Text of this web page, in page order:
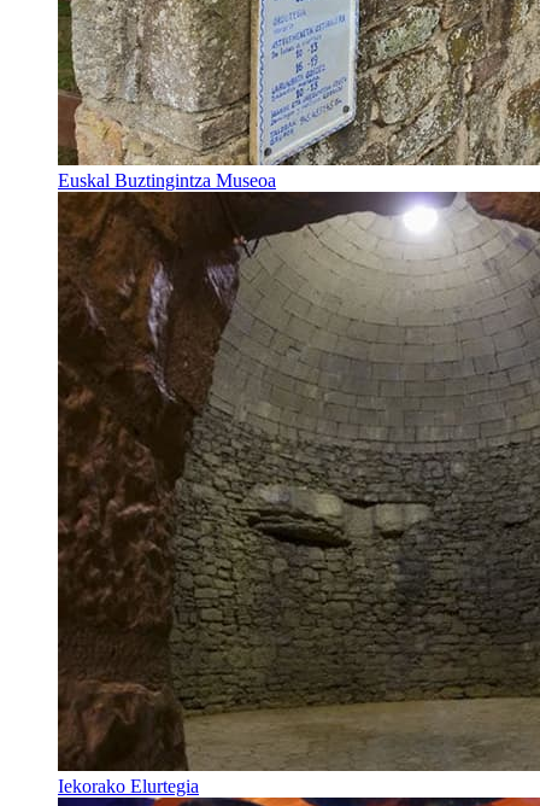
Euskal Buztingintza Museoa
Iekorako Elurtegia